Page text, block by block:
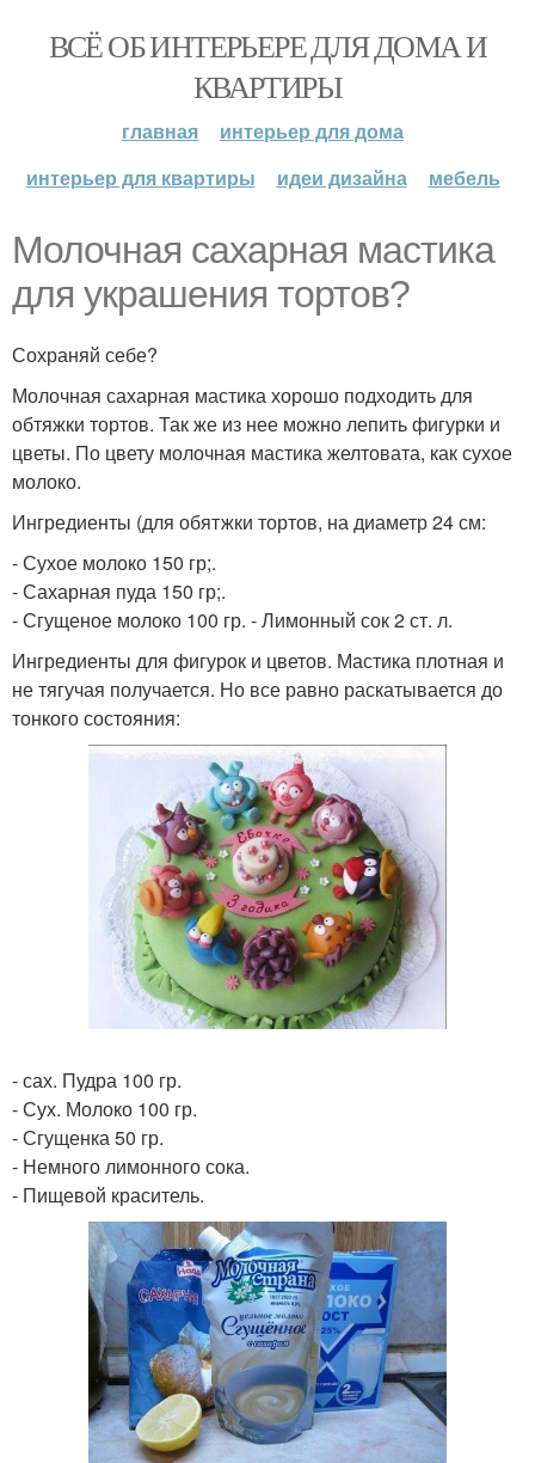
ВСЁ ОБ ИНТЕРЬЕРЕ ДЛЯ ДОМА И
КВАРТИРЫ
главная
интерьер для дома
интерьер для квартиры
идеи дизайна мебель
Молочная сахарная мастика
для украшения тортов?
Сохраняй себе?
Молочная сахарная мастика хорошо подходить для
обтяжки тортов. Так же из нее можно лепить фигурки и
цветы. По цвету молочная мастика желтовата, как сухое
молоко.
Ингредиенты (для обятжки тортов, на диаметр 24 см:
- Сухое молоко 150 гр;.
- Сахарная пуда 150 гр;.
- Сгущеное молоко 100 гр. - Лимонный сок 2 ст. л.
Ингредиенты для фигурок и цветов. Мастика плотная и
не тягучая получается. Но все равно раскатывается до
тонкого состояния:
- сах. Пудра 100 гр.
- Сух. Молоко 100 гр.
- Сгущенка 50 гр.
- Немного лимонного сока.
- Пищевой краситель.